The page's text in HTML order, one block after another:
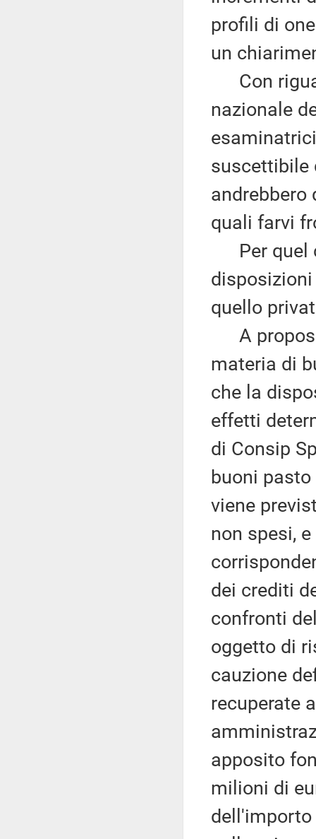
profili di
un
Con
nazionale
suscettibile
quali farvi
Per quel
quello
A
materia di
che la
effetti
di Consip
buoni
viene
non spesi,
dei crediti
confronti
oggetto di
cauzione
recuperate
apposito
milioni di
dell'importo